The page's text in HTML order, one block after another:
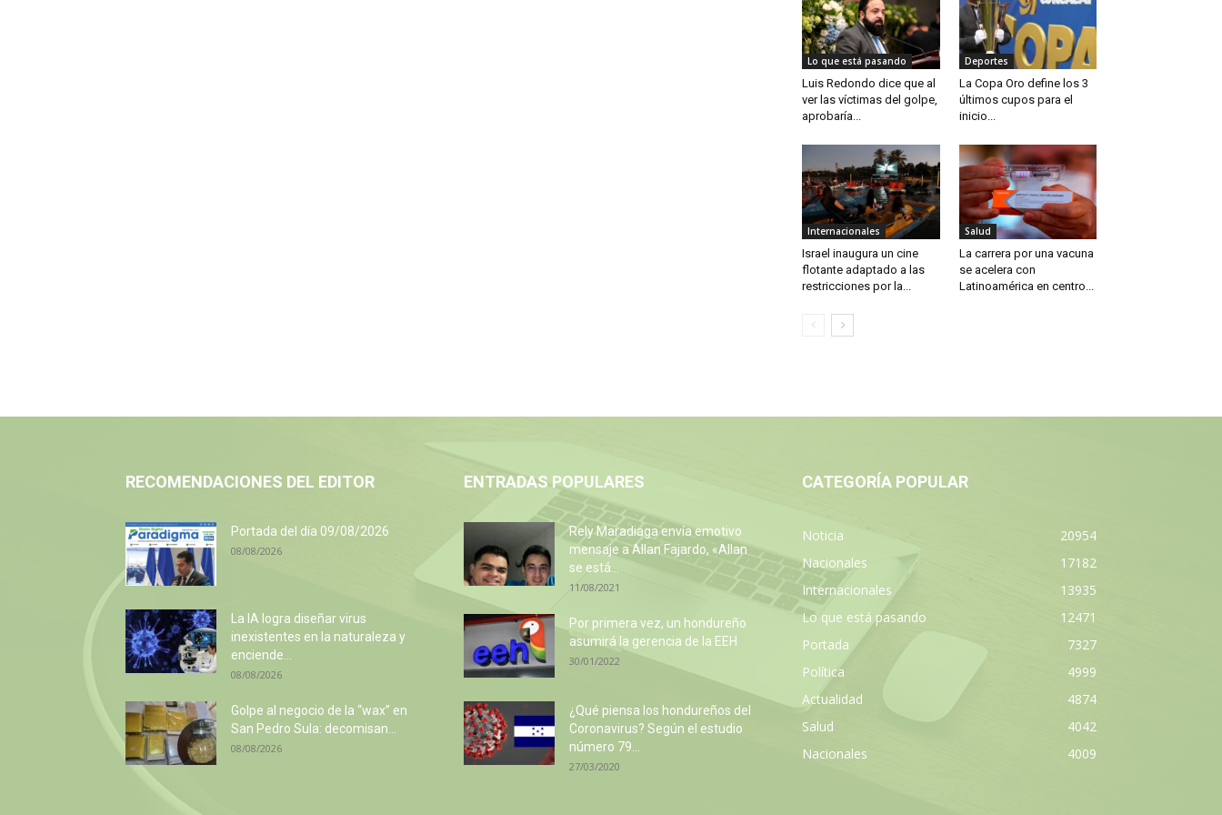
Lo que está pasando
Luis Redondo dice que al
ver las víctimas del golpe,
aprobaría...
Deportes
La Copa Oro define los 3
últimos cupos para el
inicio...
Internacionales
Israel inaugura un cine
flotante adaptado a las
restricciones por la...
Salud
La carrera por una vacuna
se acelera con
Latinoamérica en centro...
RECOMENDACIONES DEL EDITOR
Portada del día 09/08/2026
08/08/2026
La IA logra diseñar virus
inexistentes en la naturaleza y
enciende...
08/08/2026
Golpe al negocio de la “wax” en
San Pedro Sula: decomisan...
08/08/2026
ENTRADAS POPULARES
Rely Maradiaga envía emotivo
mensaje a Allan Fajardo, «Allan
se está...
11/08/2021
Por primera vez, un hondureño
asumirá la gerencia de la EEH
30/01/2022
¿Qué piensa los hondureños del
Coronavirus? Según el estudio
número 79...
27/03/2020
CATEGORÍA POPULAR
Noticia
20954
Nacionales
17182
Internacionales
13935
Lo que está pasando
12471
Portada
7327
Política
4999
Actualidad
4874
Salud
4042
Nacionales
4009